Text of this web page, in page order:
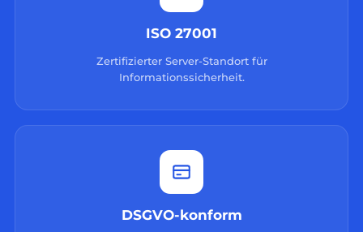
ISO 27001
Zertifizierter Server-Standort für
Informationssicherheit.
DSGVO-konform